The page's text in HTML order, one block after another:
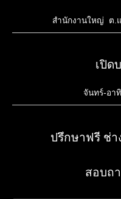
สำนักงานใหญ่ ต.
เปิด
จันทร์-อา
ปรึกษาฟรี ช่า
สอบถ